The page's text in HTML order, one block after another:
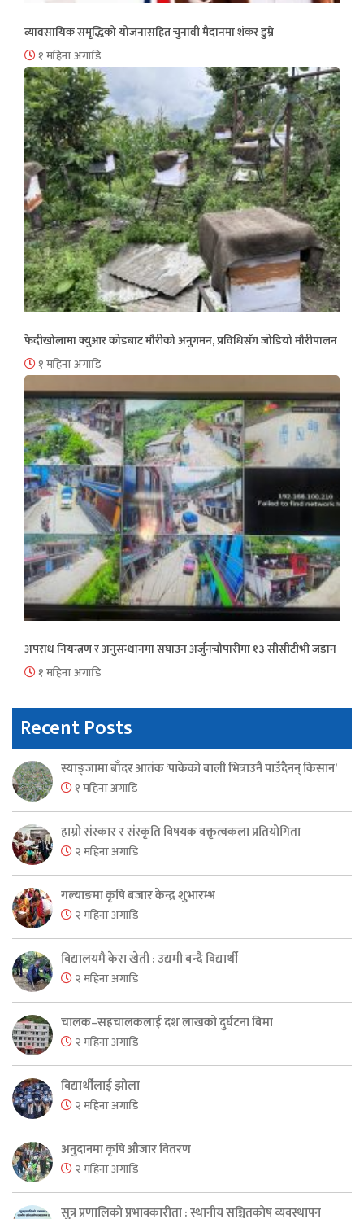
व्यावसायिक समृद्धिको योजनासहित चुनावी मैदानमा शंकर डुम्रे
१ महिना अगाडि
फेदीखोलामा क्युआर कोडबाट मौरीको अनुगमन, प्रविधिसँग जोडियो मौरीपालन
१ महिना अगाडि
अपराध नियन्त्रण र अनुसन्धानमा सघाउन अर्जुनचौपारीमा १३ सीसीटीभी जडान
१ महिना अगाडि
Recent Posts
स्याङ्जामा बाँदर आतंक ‘पाकेको बाली भित्राउनै पाउँदैनन् किसान’
१ महिना अगाडि
हाम्रो संस्कार र संस्कृति विषयक वक्तृत्वकला प्रतियोगिता
२ महिना अगाडि
गल्याङमा कृषि बजार केन्द्र शुभारम्भ
२ महिना अगाडि
विद्यालयमै केरा खेती : उद्यमी बन्दै विद्यार्थी
२ महिना अगाडि
चालक–सहचालकलाई दश लाखको दुर्घटना बिमा
२ महिना अगाडि
विद्यार्थीलाई झोला
२ महिना अगाडि
अनुदानमा कृषि औजार वितरण
२ महिना अगाडि
सुत्र प्रणालिको प्रभावकारीता : स्थानीय सञ्चितकोष व्यवस्थापन